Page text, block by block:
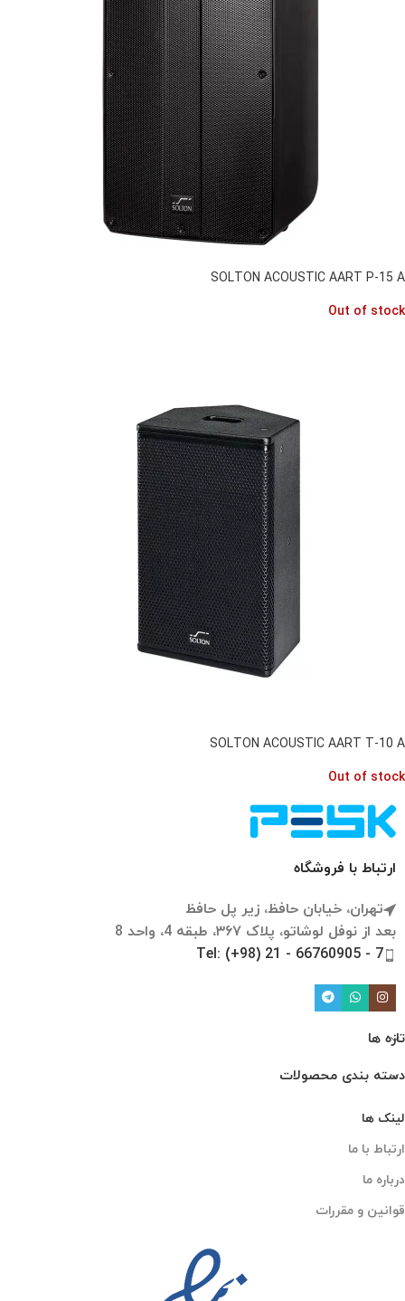
SOLTON ACOUSTIC AART P-15 A
Out of stock
SOLTON ACOUSTIC AART T-10 A
Out of stock
ارتباط با فروشگاه
تهران، خیابان حافظ، زیر پل حافظ
بعد از نوفل لوشاتو، پلاک ۳۶۷، طبقه 4، واحد 8
Tel: (+98) 21 - 66760905 - 7
تازه ها
دسته بندی محصولات
لینک ها
ارتباط با ما
درباره ما
قوانین و مقررات